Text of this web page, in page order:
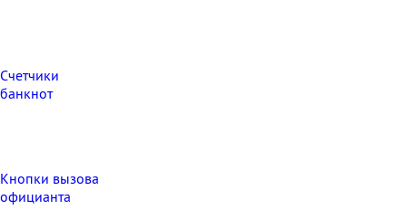
Счетчики
банкнот
Кнопки вызова
официанта